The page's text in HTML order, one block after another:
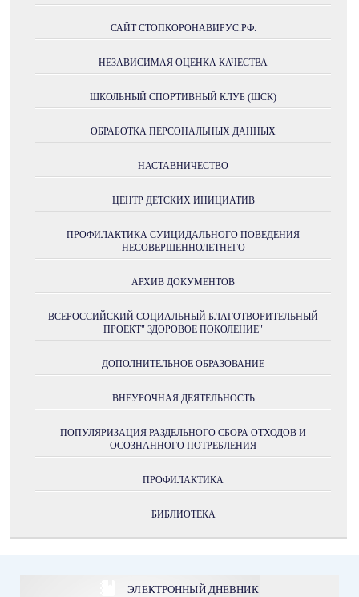
САЙТ СТОПКОРОНАВИРУС.РФ.
НЕЗАВИСИМАЯ ОЦЕНКА КАЧЕСТВА
ШКОЛЬНЫЙ СПОРТИВНЫЙ КЛУБ (ШСК)
ОБРАБОТКА ПЕРСОНАЛЬНЫХ ДАННЫХ
НАСТАВНИЧЕСТВО
ЦЕНТР ДЕТСКИХ ИНИЦИАТИВ
ПРОФИЛАКТИКА СУИЦИДАЛЬНОГО ПОВЕДЕНИЯ
НЕСОВЕРШЕННОЛЕТНЕГО
АРХИВ ДОКУМЕНТОВ
ВСЕРОССИЙСКИЙ СОЦИАЛЬНЫЙ БЛАГОТВОРИТЕЛЬНЫЙ
ПРОЕКТ" ЗДОРОВОЕ ПОКОЛЕНИЕ"
ДОПОЛНИТЕЛЬНОЕ ОБРАЗОВАНИЕ
ВНЕУРОЧНАЯ ДЕЯТЕЛЬНОСТЬ
ПОПУЛЯРИЗАЦИЯ РАЗДЕЛЬНОГО СБОРА ОТХОДОВ И
ОСОЗНАННОГО ПОТРЕБЛЕНИЯ
ПРОФИЛАКТИКА
БИБЛИОТЕКА
ЭЛЕКТРОННЫЙ ДНЕВНИК